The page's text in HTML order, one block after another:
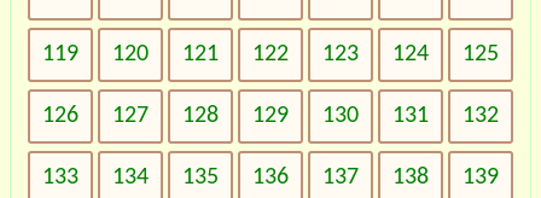
119 120 121 122 123 124 125
126 127 128 129 130 131 132
133 134 135 136 137 138 139